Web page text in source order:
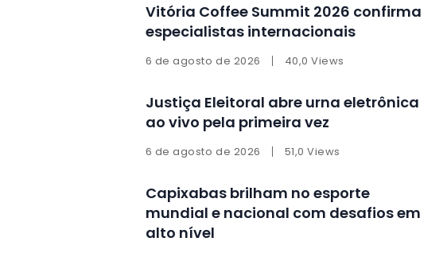
Vitória Coffee Summit 2026 confirma
especialistas internacionais
6 de agosto de 2026 40,0 Views
Justiça Eleitoral abre urna eletrônica
ao vivo pela primeira vez
6 de agosto de 2026 51,0 Views
Capixabas brilham no esporte
mundial e nacional com desafios em
alto nível